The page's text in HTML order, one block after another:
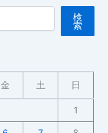
検
索
金 土 日
1